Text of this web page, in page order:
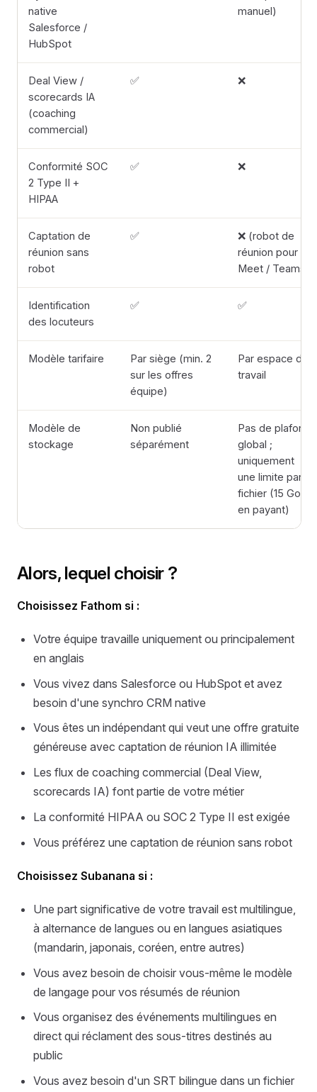
native
Salesforce /
HubSpot
manuel)
Deal View /
scorecards IA
(coaching
commercial)
✅ ❌
Conformité SOC
2 Type II +
HIPAA
✅ ❌
Captation de
réunion sans
robot
✅
❌ (robot de
réunion pour
Meet / Teams)
Identification
des locuteurs
✅ ✅
Modèle tarifaire
Par siège (min. 2
sur les offres
équipe)
Par espace de
travail
Modèle de
stockage
Non publié
séparément
Pas de plafond
global ;
uniquement
une limite par
fichier (15 Go
en payant)
Alors, lequel choisir ?
Choisissez Fathom si :
Votre équipe travaille uniquement ou principalement
en anglais
Vous vivez dans Salesforce ou HubSpot et avez
besoin d'une synchro CRM native
Vous êtes un indépendant qui veut une offre gratuite
généreuse avec captation de réunion IA illimitée
Les flux de coaching commercial (Deal View,
scorecards IA) font partie de votre métier
La conformité HIPAA ou SOC 2 Type II est exigée
Vous préférez une captation de réunion sans robot
Choisissez Subanana si :
Une part significative de votre travail est multilingue,
à alternance de langues ou en langues asiatiques
(mandarin, japonais, coréen, entre autres)
Vous avez besoin de choisir vous-même le modèle
de langage pour vos résumés de réunion
Vous organisez des événements multilingues en
direct qui réclament des sous-titres destinés au
public
Vous avez besoin d'un SRT bilingue dans un fichier